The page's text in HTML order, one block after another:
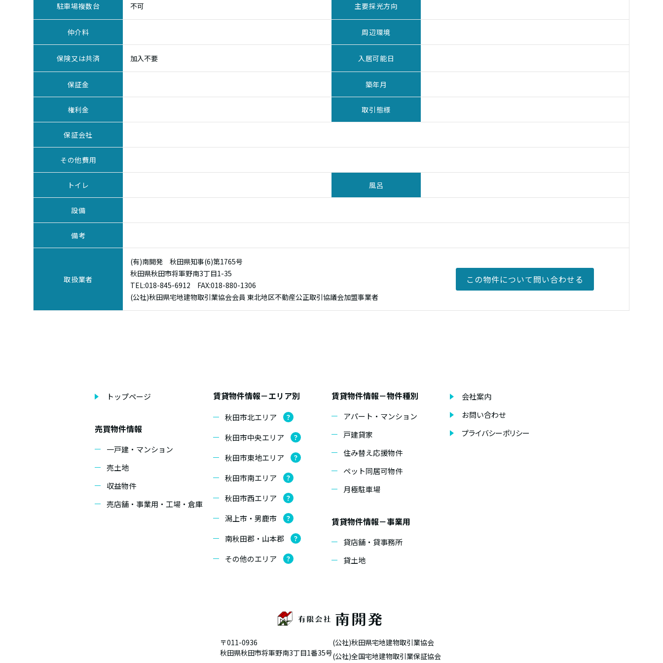
駐車場複数台 不可 主要採光方向
仲介料 周辺環境
保険又は共済 加入不要 入居可能日
保証金 築年月
権利金 取引態様
保証会社
その他費用
トイレ 風呂
設備
備考
取扱業者
(有)南開発 秋田県知事(6)第1765号
秋田県秋田市将軍野南3丁目1-35
TEL:018-845-6912 FAX:018-880-1306
(公社)秋田県宅地建物取引業協会会員 東北地区不動産公正取引協議会加盟事業者
この物件について問い合わせる
トップページ
売買物件情報
一戸建・マンション
売土地
収益物件
売店舗・事業用・工場・倉庫
賃貸物件情報－エリア別
秋田市北エリア ？
秋田市中央エリア ？
秋田市東地エリア ？
秋田市南エリア ？
秋田市西エリア ？
潟上市・男鹿市 ？
南秋田郡・山本郡 ？
その他のエリア ？
賃貸物件情報－物件種別
アパート・マンション
戸建貸家
住み替え応援物件
ペット同居可物件
月極駐車場
賃貸物件情報－事業用
貸店舗・貸事務所
貸土地
会社案内
お問い合わせ
プライバシーポリシー
〒011-0936
秋田県秋田市将軍野南3丁目1番35号
(公社)秋田県宅地建物取引業協会
(公社)全国宅地建物取引業保証協会